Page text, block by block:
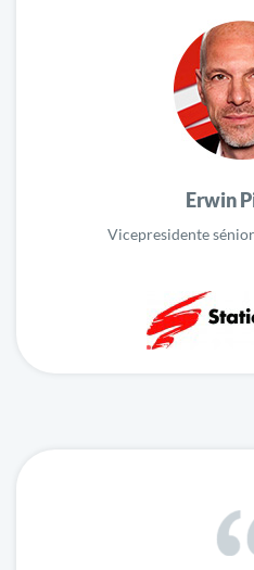
Erwin
Vicepresidente